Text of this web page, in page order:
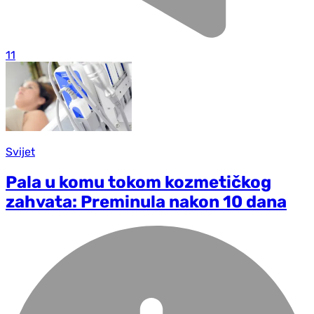
11
Svijet
Pala u komu tokom kozmetičkog
zahvata: Preminula nakon 10 dana